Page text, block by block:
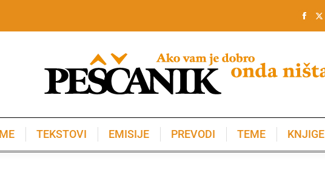
TEKSTOVI EMISIJE PREVODI TEME KNJIGE
KNJIGE